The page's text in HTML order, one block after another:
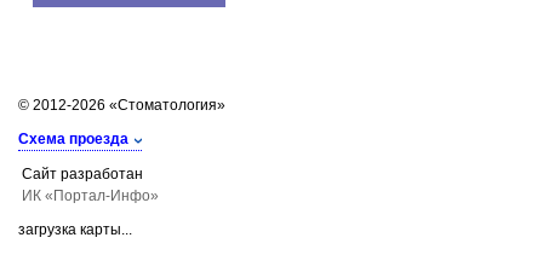
© 2012-2026 «Стоматология»
Схема проезда
Сайт разработан
ИК «Портал-Инфо»
загрузка карты...